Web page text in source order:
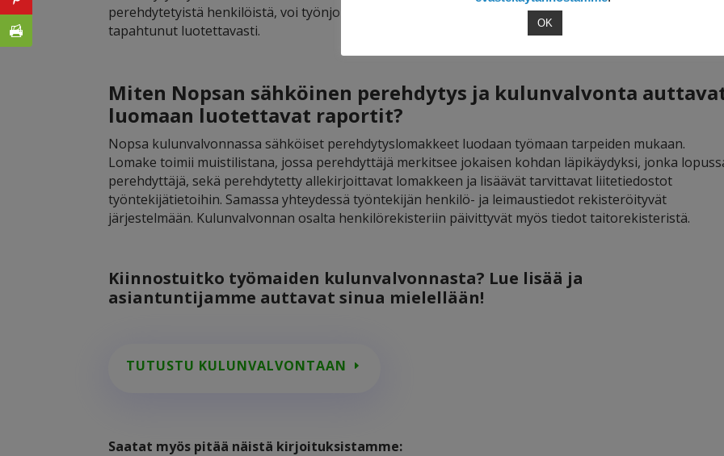
perehdytetyistä henkilöistä, voi työnjohto olla varma niiden täsmätessä siitä, että kulunvalvonta on
tapahtunut luotettavasti.
Miten Nopsan sähköinen perehdytys ja kulunvalvonta
luomaan luotettavat raportit?
Nopsa kulunvalvonnassa sähköiset perehdytyslomakkeet luodaan työmaan tarpeiden mukaan.
Lomake toimii muistilistana, jossa perehdyttäjä merkitsee jokaisen kohdan läpikäydyksi, jonka
perehdyttäjä, sekä perehdytetty allekirjoittavat lomakkeen ja lisäävät tarvittavat liitetiedostot
työntekijätietoihin. Samassa yhteydessä työntekijän henkilö- ja leimaustiedot rekisteröityvät
järjestelmään. Kulunvalvonnan osalta henkilörekisteriin päivittyvät myös tiedot taitorekisteristä.
Kiinnostuitko työmaiden kulunvalvonnasta? Lue lisää ja
asiantuntijamme auttavat sinua mielellään!
TUTUSTU KULUNVALVONTAAN
Saatat myös pitää näistä kirjoituksistamme:
OK